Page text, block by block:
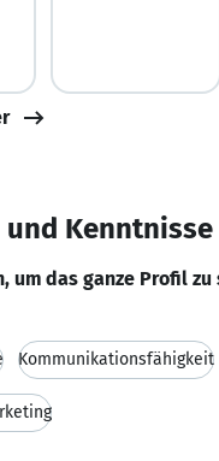
Kenntnisse
um das ganze Profil zu
Kommunikationsfähigkeit